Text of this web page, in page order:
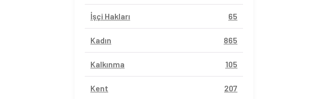
İşçi Hakları 65
Kadın 865
Kalkınma 105
Kent 207